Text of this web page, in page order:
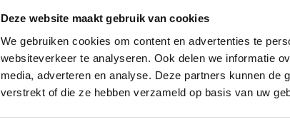
Deze website maakt gebruik van cookies
We gebruiken cookies om content en advertenties te
websiteverkeer te analyseren. Ook delen we informatie
media, adverteren en analyse. Deze partners kunnen de
verstrekt of die ze hebben verzameld op basis van uw